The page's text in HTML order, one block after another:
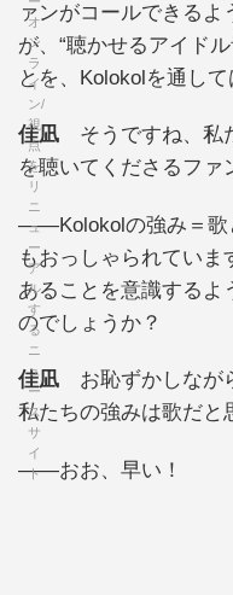
ァンがコールできる
が、“聴かせるアイド
とを、Kolokolを通して
佳凪 そうですね、私
を聴いてくださるファ
——Kolokolの強み＝歌
もおっしゃられてい
あることを意識するよ
のでしょうか？
佳凪 お恥ずかしなが
私たちの強みは歌だと
——おお、早い！